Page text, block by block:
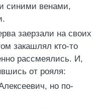
синими венами,
заерзали на своих
закашлял кто-то
рассмеялись. И,
от рояля:
но по-